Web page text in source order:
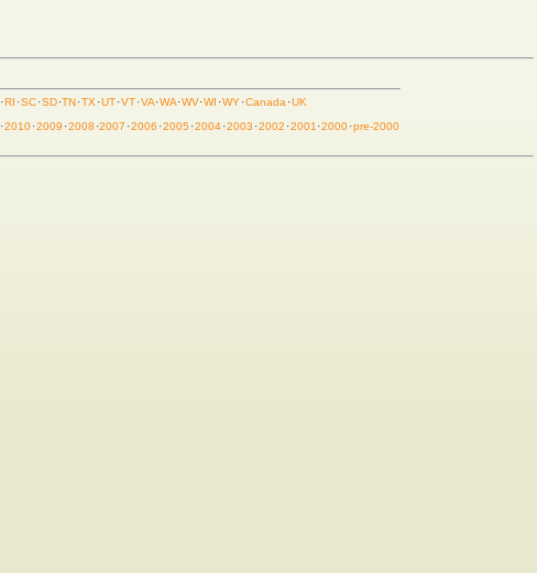
·RI ·SC·SD·TN·TX ·UT·VT·VA·WA·WV·WI ·WY·Canada ·UK
·2010·2009 ·2008 ·2007 ·2006 ·2005 ·2004·2003 ·2002 ·2001 ·2000·pre-2000